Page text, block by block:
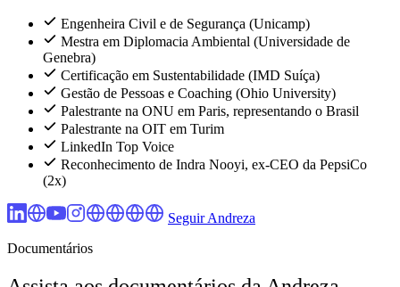
Engenheira Civil e de Segurança (Unicamp)
Mestra em Diplomacia Ambiental (Universidade de
Genebra)
Certificação em Sustentabilidade (IMD Suíça)
Gestão de Pessoas e Coaching (Ohio University)
Palestrante na ONU em Paris, representando o Brasil
Palestrante na OIT em Turim
LinkedIn Top Voice
Reconhecimento de Indra Nooyi, ex-CEO da PepsiCo
(2x)
Seguir Andreza
Documentários